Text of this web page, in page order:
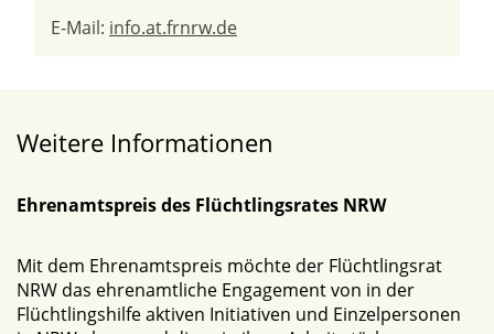
E-Mail: info.at.frnrw.de
Weitere Informationen
Ehrenamtspreis des Flüchtlingsrates NRW
Mit dem Ehrenamtspreis möchte der Flüchtlingsrat
NRW das ehrenamtliche Engagement von in der
Flüchtlingshilfe aktiven Initiativen und Einzelpersonen